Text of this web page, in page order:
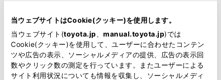
当ウェブサイトはCookie(クッキー)を使用します。
当ウェブサイト(toyota.jp manual.toyota.jp)では
Cookie(クッキー)を使用して、ユーザーに合わせたコンテン
ツや広告の表示、ソーシャルメディアの提供、広告の表示回
数やクリック数の測定を行っています。またユーザーによる
サイト利用状況についても情報を収集し、ソーシャルメディ
必須 丁目番地